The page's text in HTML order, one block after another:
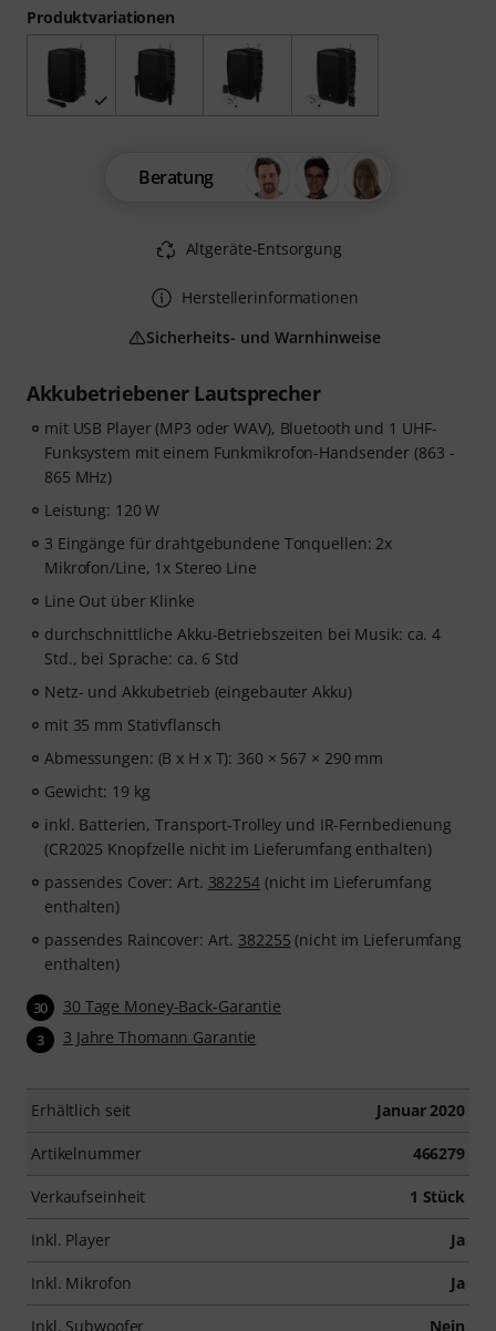
Akkubetriebener Lautsprecher
mit USB Player (MP3 oder WAV), Bluetooth und 1 UHF-
Funksystem mit einem Funkmikrofon-Handsender (863 -
865 MHz)
Leistung: 120 W
3 Eingänge für drahtgebundene Tonquellen: 2x
Mikrofon/Line, 1x Stereo Line
Line Out über Klinke
durchschnittliche Akku-Betriebszeiten bei Musik: ca. 4
Std., bei Sprache: ca. 6 Std
Netz- und Akkubetrieb (eingebauter Akku)
mit 35 mm Stativflansch
Abmessungen: (B x H x T): 360 × 567 × 290 mm
Gewicht: 19 kg
inkl. Batterien, Transport-Trolley und IR-Fernbedienung
(CR2025 Knopfzelle nicht im Lieferumfang enthalten)
passendes Cover: Art. 382254(nicht im Lieferumfang
enthalten)
passendes Raincover: Art. 382255 (nicht im Lieferumfang
enthalten)
30 30 Tage Money-Back-Garantie
3 3 Jahre Thomann Garantie
Erhältlich seit Januar 2020
Artikelnummer 466279
Verkaufseinheit 1 Stück
Inkl. Player Ja
Inkl. Mikrofon Ja
Inkl. Subwoofer Nein
Produktvariationen
Beratung
Altgeräte-Entsorgung
Herstellerinformationen
Sicherheits- und Warnhinweise